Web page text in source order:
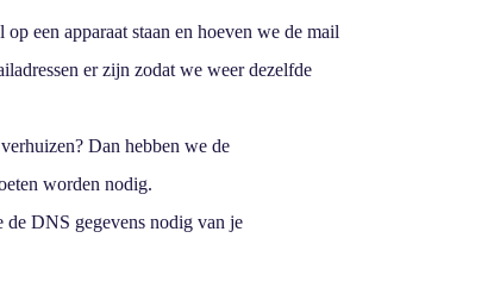
een apparaat staan en hoeven we de mail
er zijn zodat we weer dezelfde
Dan hebben we de
worden nodig.
DNS gegevens nodig van je